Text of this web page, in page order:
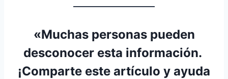
«Muchas personas pueden
desconocer esta información.
¡Comparte este artículo y ayuda